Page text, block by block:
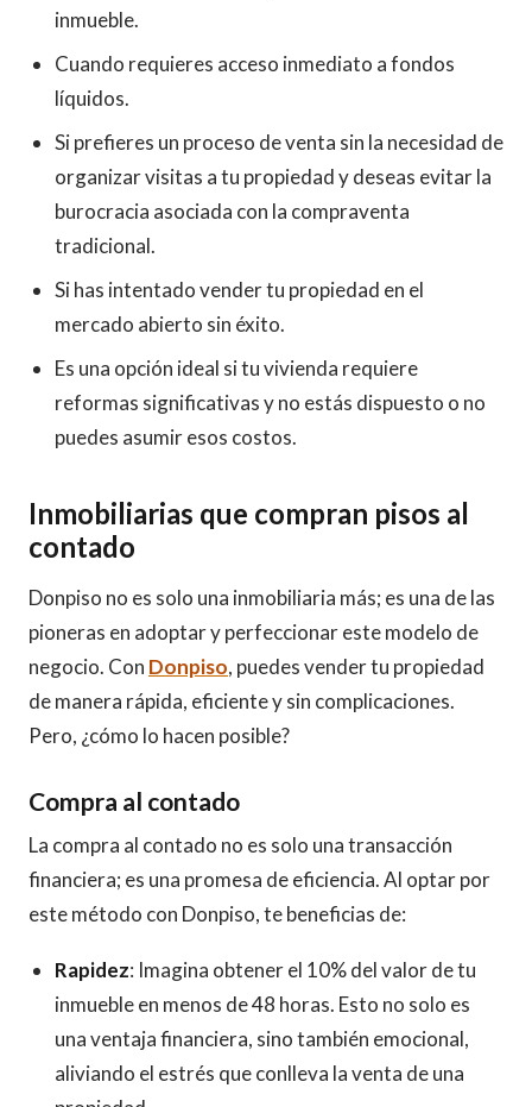
inmueble.
Cuando requieres acceso inmediato a fondos
líquidos.
Si prefieres un proceso de venta sin la necesidad de
organizar visitas a tu propiedad y deseas evitar la
burocracia asociada con la compraventa
tradicional.
Si has intentado vender tu propiedad en el
mercado abierto sin éxito.
Es una opción ideal si tu vivienda requiere
reformas significativas y no estás dispuesto o no
puedes asumir esos costos.
Inmobiliarias que compran pisos al
contado
Donpiso no es solo una inmobiliaria más; es una de las
pioneras en adoptar y perfeccionar este modelo de
negocio. Con Donpiso, puedes vender tu propiedad
de manera rápida, eficiente y sin complicaciones.
Pero, ¿cómo lo hacen posible?
Compra al contado
La compra al contado no es solo una transacción
financiera; es una promesa de eficiencia. Al optar por
este método con Donpiso, te beneficias de:
Rapidez: Imagina obtener el 10% del valor de tu
inmueble en menos de 48 horas. Esto no solo es
una ventaja financiera, sino también emocional,
aliviando el estrés que conlleva la venta de una